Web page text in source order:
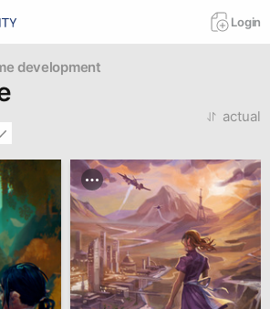
Login
development
actual